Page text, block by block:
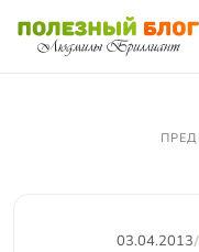
03.04.2013